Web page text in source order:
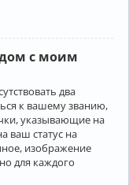
с моим
два
к вашему званию,
указывающие на
ваш статус на
изображение
для каждого